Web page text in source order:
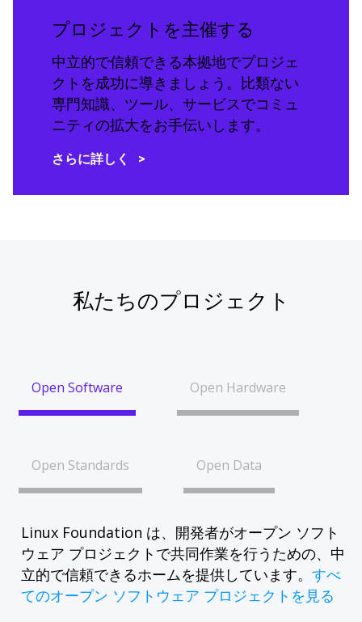
プロジェクトを主催する
中立的で信頼できる本拠地でプロジェ
クトを成功に導きましょう。比類ない
専門知識、ツール、サービスでコミュ
ニティの拡大をお手伝いします。
さらに詳しく
私たちのプロジェクト
Open Software Open Hardware
Open Standards Open Data
Linux Foundation は、開発者がオープン ソフト
ウェア プロジェクトで共同作業を行うための、中
立的で信頼できるホームを提供しています。 すべ
てのオープン ソフトウェア プロジェクトを見る